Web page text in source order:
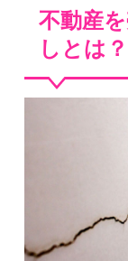
不動産
しとは？